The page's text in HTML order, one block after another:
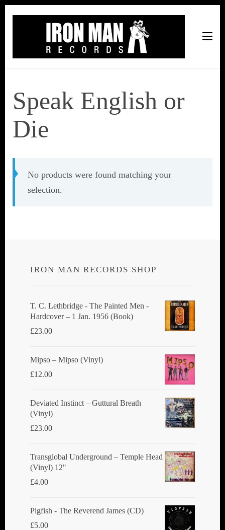
Speak English or
Die
No products were found matching your
selection.
IRON MAN RECORDS SHOP
T. C. Lethbridge - The Painted Men -
Hardcover – 1 Jan. 1956 (Book)
£23.00
Mipso ‎– Mipso (Vinyl)
£12.00
Deviated Instinct ‎– Guttural Breath
(Vinyl)
£23.00
Transglobal Underground ‎– Temple Head
(Vinyl) 12"
£4.00
Pigfish - The Reverend James (CD)
£5.00